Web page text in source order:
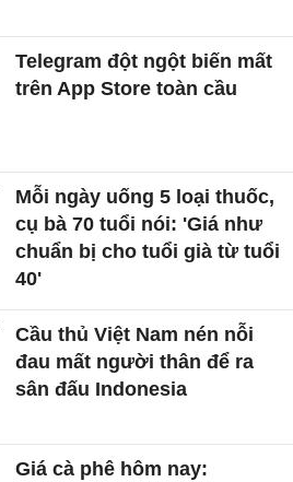
Telegram đột ngột biến mất
trên App Store toàn cầu
Mỗi ngày uống 5 loại thuốc,
cụ bà 70 tuổi nói: 'Giá như
chuẩn bị cho tuổi già từ tuổi
40'
Cầu thủ Việt Nam nén nỗi
đau mất người thân để ra
sân đấu Indonesia
Giá cà phê hôm nay: